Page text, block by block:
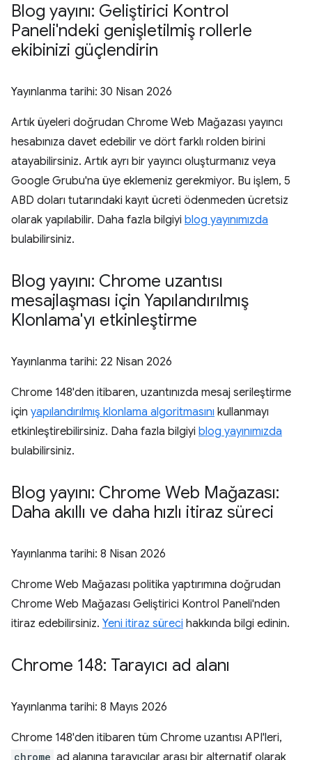
Blog yayını: Geliştirici Kontrol
Paneli'ndeki genişletilmiş rollerle
ekibinizi güçlendirin
Yayınlanma tarihi: 30 Nisan 2026
Artık üyeleri doğrudan Chrome Web Mağazası yayıncı
hesabınıza davet edebilir ve dört farklı rolden birini
atayabilirsiniz. Artık ayrı bir yayıncı oluşturmanız veya
Google Grubu'na üye eklemeniz gerekmiyor. Bu işlem, 5
ABD doları tutarındaki kayıt ücreti ödenmeden ücretsiz
olarak yapılabilir. Daha fazla bilgiyi blog yayınımızda
bulabilirsiniz.
Blog yayını: Chrome uzantısı
mesajlaşması için Yapılandırılmış
Klonlama'yı etkinleştirme
Yayınlanma tarihi: 22 Nisan 2026
Chrome 148'den itibaren, uzantınızda mesaj serileştirme
için yapılandırılmış klonlama algoritmasını kullanmayı
etkinleştirebilirsiniz. Daha fazla bilgiyi blog yayınımızda
bulabilirsiniz.
Blog yayını: Chrome Web Mağazası:
Daha akıllı ve daha hızlı itiraz süreci
Yayınlanma tarihi: 8 Nisan 2026
Chrome Web Mağazası politika yaptırımına doğrudan
Chrome Web Mağazası Geliştirici Kontrol Paneli'nden
itiraz edebilirsiniz. Yeni itiraz süreci hakkında bilgi edinin.
Chrome 148: Tarayıcı ad alanı
Yayınlanma tarihi: 8 Mayıs 2026
Chrome 148'den itibaren tüm Chrome uzantısı API'leri,
chrome ad alanına tarayıcılar arası bir alternatif olarak